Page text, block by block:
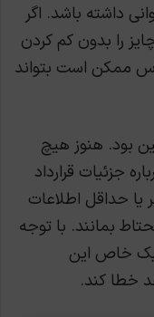
داشته باشد. اگر
را بدون کم کردن
ممکن است بتواند
بود. هنوز هیچ
جزئیات قرارداد
یا حداقل اطلاعات
بمانند. با توجه
خاص این
خطا کند.